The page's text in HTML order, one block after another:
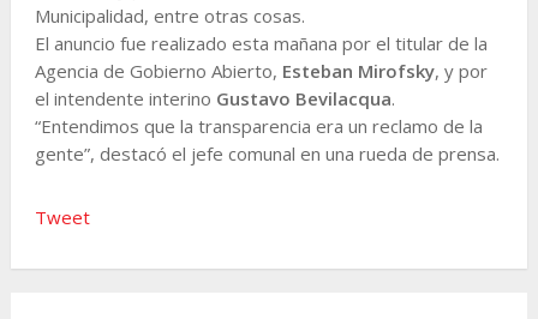
Municipalidad, entre otras cosas.
El anuncio fue realizado esta mañana por el titular de la
Agencia de Gobierno Abierto, Esteban Mirofsky, y por
el intendente interino Gustavo Bevilacqua.
“Entendimos que la transparencia era un reclamo de la
gente”, destacó el jefe comunal en una rueda de prensa.
Tweet